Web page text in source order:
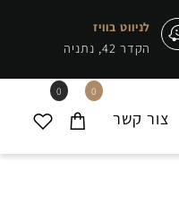
לניווט בוויז
הקדר 42, נתניה
0 0
צור קשר